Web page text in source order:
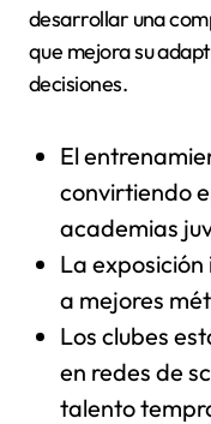
desarrollar una
que mejora su
decisiones.
El
convirtiendo
academias
La
a mejores
Los clubes
en redes de
talento